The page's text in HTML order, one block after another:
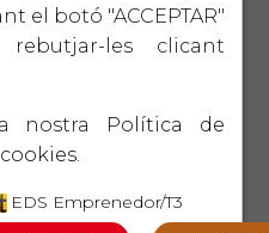
com ens pot ajudar a
per a
intermedis
per desenvolupar
i equips de treball
EDICIÓ
el botó "ACCEPTAR"
les clicant
nostra
Política de
.
EDS Emprenedor/T3